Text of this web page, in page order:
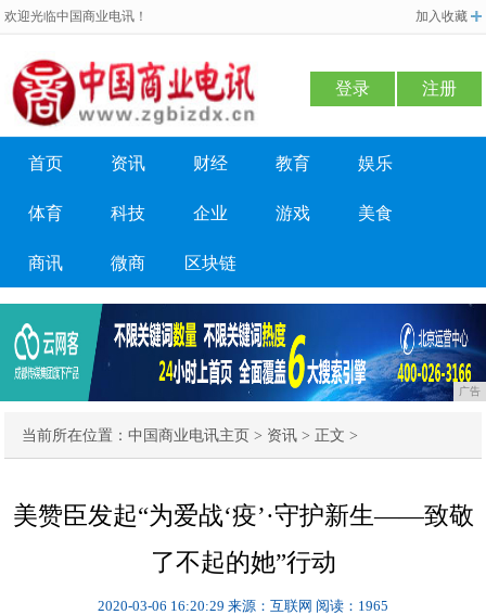
欢迎光临中国商业电讯！ 加入收藏
登录 注册
首页 资讯 财经 教育 娱乐
体育 科技 企业 游戏 美食
商讯 微商 区块链
广告
当前所在位置：中国商业电讯主页 > 资讯 > 正文 >
美赞臣发起“为爱战‘疫’·守护新生——致敬
了不起的她”行动
2020-03-06 16:20:29 来源：互联网 阅读：1965